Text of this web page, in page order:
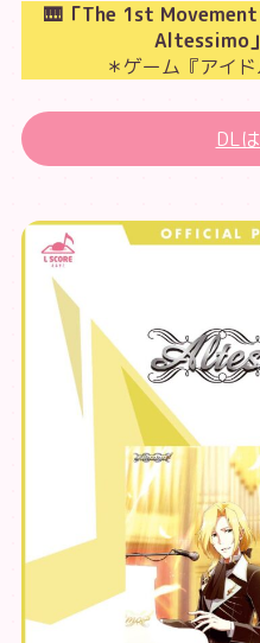
🎹「The 1st Movement
Altessimo
＊ゲーム『アイ
DL